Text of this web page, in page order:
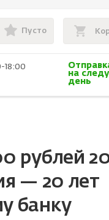
Пусто
18:00
на
день
рублей
— 20 лет
банку